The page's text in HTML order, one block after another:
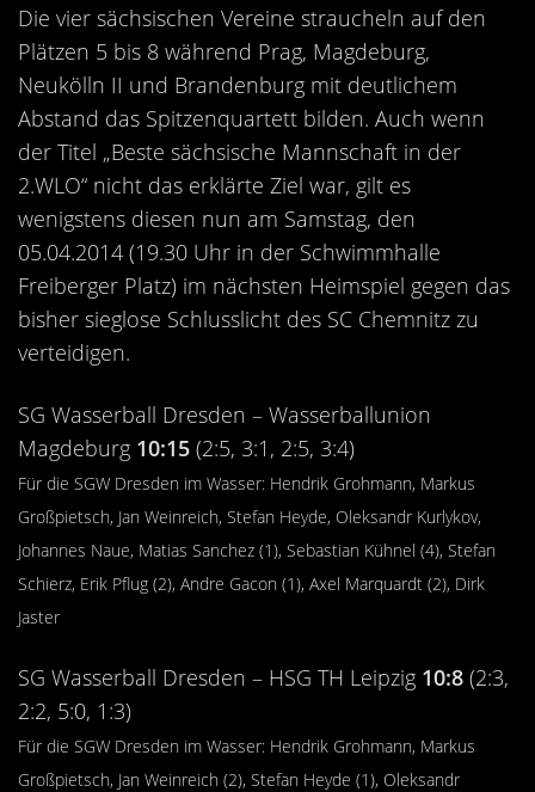
Die vier sächsischen Vereine straucheln auf den
Plätzen 5 bis 8 während Prag, Magdeburg,
Neukölln II und Brandenburg mit deutlichem
Abstand das Spitzenquartett bilden. Auch wenn
der Titel „Beste sächsische Mannschaft in der
2.WLO“ nicht das erklärte Ziel war, gilt es
wenigstens diesen nun am Samstag, den
05.04.2014 (19.30 Uhr in der Schwimmhalle
Freiberger Platz) im nächsten Heimspiel gegen das
bisher sieglose Schlusslicht des SC Chemnitz zu
verteidigen.
SG Wasserball Dresden – Wasserballunion
Magdeburg 10:15 (2:5, 3:1, 2:5, 3:4)
Für die SGW Dresden im Wasser: Hendrik Grohmann, Markus
Großpietsch, Jan Weinreich, Stefan Heyde, Oleksandr Kurlykov,
Johannes Naue, Matias Sanchez (1), Sebastian Kühnel (4), Stefan
Schierz, Erik Pflug (2), Andre Gacon (1), Axel Marquardt (2), Dirk
Jaster
SG Wasserball Dresden – HSG TH Leipzig 10:8 (2:3,
2:2, 5:0, 1:3)
Für die SGW Dresden im Wasser: Hendrik Grohmann, Markus
Großpietsch, Jan Weinreich (2), Stefan Heyde (1), Oleksandr